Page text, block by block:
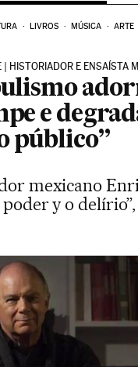
LIVROS MÚSICA ARTE
| HISTORIADOR E ENSAÍSTA
e
público”
mexicano
poder y o